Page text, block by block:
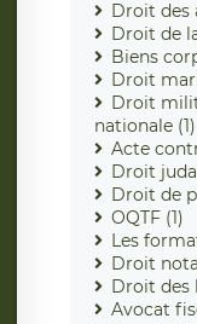
Droit des
Droit de
Biens
Droit
Droit
nationale (1)
Acte
Droit
Droit de
OQTF (1)
Les
Droit
Droit des
Avocat